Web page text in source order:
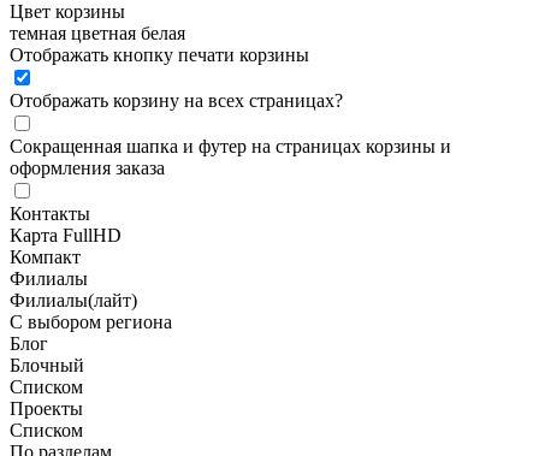
Цвет корзины
темная цветная белая
Отображать кнопку печати корзины
Отображать корзину на всех страницах?
Сокращенная шапка и футер на страницах корзины и
оформления заказа
Контакты
Карта FullHD
Компакт
Филиалы
Филиалы(лайт)
С выбором региона
Блог
Блочный
Списком
Проекты
Списком
По разделам